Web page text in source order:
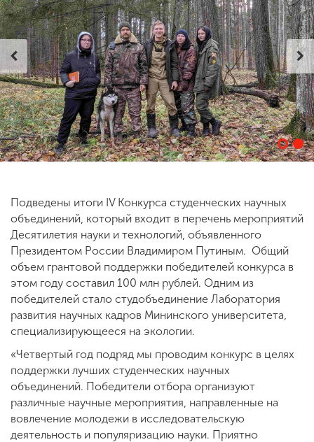
Сведения об
образовательной
организации
ENG SPN CHI
Подведены итоги IV Конкурса студенческих научных
объединений, который входит в перечень мероприятий
Десятилетия науки и технологий, объявленного
Президентом России Владимиром Путиным. Общий
объем грантовой поддержки победителей конкурса в
этом году составил 100 млн рублей. Одним из
победителей стало студобъединение Лаборатория
развития научных кадров Мининского университета,
специализирующееся на экологии.
«Четвертый год подряд мы проводим конкурс в целях
поддержки лучших студенческих научных
объединений. Победители отбора организуют
различные научные мероприятия, направленные на
вовлечение молодежи в исследовательскую
деятельность и популяризацию науки. Приятно